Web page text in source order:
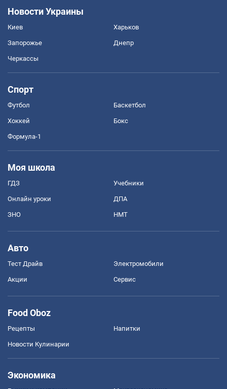
Новости Украины
Киев Харьков
Запорожье Днепр
Черкассы
Спорт
Футбол Баскетбол
Хоккей Бокс
Формула-1
Моя школа
ГДЗ Учебники
Онлайн уроки ДПА
ЗНО НМТ
Авто
Тест Драйв Электромобили
Акции Сервис
Food Oboz
Рецепты Напитки
Новости Кулинарии
Экономика